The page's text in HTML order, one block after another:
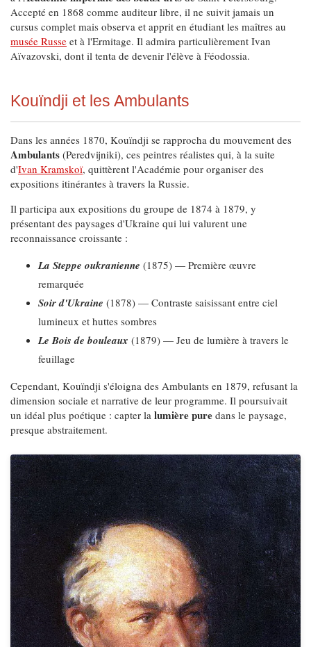
Accepté en 1868 comme auditeur libre, il ne suivit jamais un
cursus complet mais observa et apprit en étudiant les maîtres au
musée Russe et à l'Ermitage. Il admira particulièrement Ivan
Aïvazovski, dont il tenta de devenir l'élève à Féodossia.
Kouïndji et les Ambulants
Dans les années 1870, Kouïndji se rapprocha du mouvement des
Ambulants (Peredvijniki), ces peintres réalistes qui, à la suite
d'Ivan Kramskoï, quittèrent l'Académie pour organiser des
expositions itinérantes à travers la Russie.
Il participa aux expositions du groupe de 1874 à 1879, y
présentant des paysages d'Ukraine qui lui valurent une
reconnaissance croissante :
La Steppe oukranienne (1875) — Première œuvre
remarquée
Soir d'Ukraine (1878) — Contraste saisissant entre ciel
lumineux et huttes sombres
Le Bois de bouleaux (1879) — Jeu de lumière à travers le
feuillage
Cependant, Kouïndji s'éloigna des Ambulants en 1879, refusant la
dimension sociale et narrative de leur programme. Il poursuivait
un idéal plus poétique : capter la lumière pure dans le paysage,
presque abstraitement.